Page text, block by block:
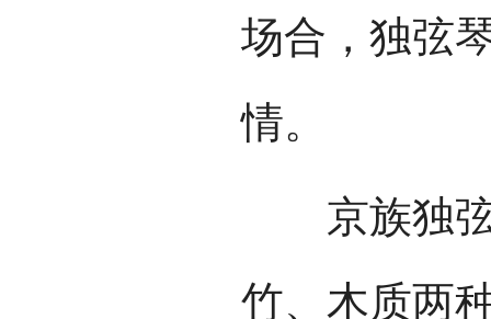
场合，独弦
情。
京族独弦
竹、木质两